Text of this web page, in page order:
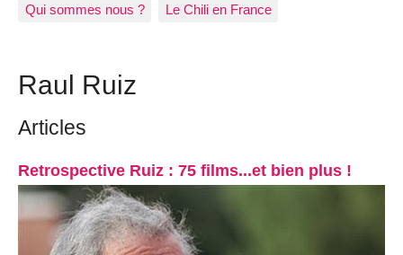
Qui sommes nous ? Le Chili en France
Raul Ruiz
Articles
Retrospective Ruiz : 75 films...et bien plus !